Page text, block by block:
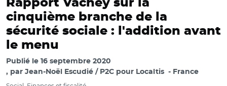
Rapport Vachey sur la
cinquième branche de la
sécurité sociale : l'addition avant
le menu
Publié le 16 septembre 2020
par Jean-Noël Escudié / P2C pour Localtis France